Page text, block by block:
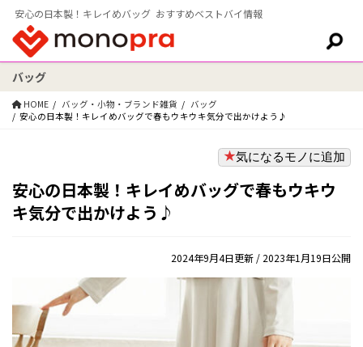
安心の日本製！キレイめバッグ おすすめベストバイ情報
検索:
バッグ
HOME バッグ・小物・ブランド雑貨
バッグ
安心の日本製！キレイめバッグで春もウキウキ気分で出かけよう♪
気になるモノに追加
安心の日本製！キレイめバッグで春もウキウ
キ気分で出かけよう♪
2024年9月4日更新 / 2023年1月19日公開